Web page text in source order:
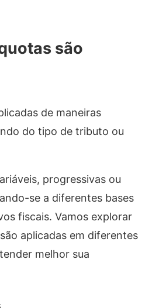
são
de maneiras
do tipo de tributo ou
progressivas ou
se a diferentes bases
fiscais. Vamos explorar
aplicadas em diferentes
melhor sua